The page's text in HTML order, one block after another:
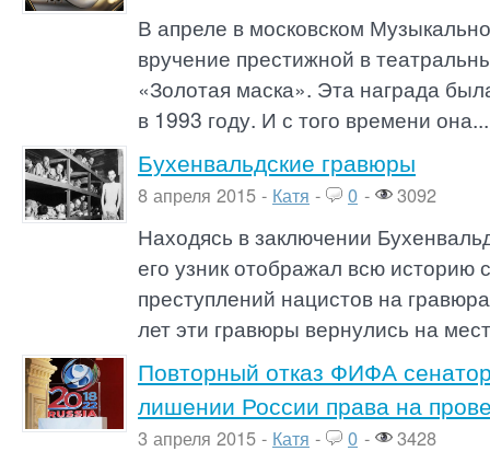
В апреле в московском
вручение престижной в
«Золотая маска». Эта награда
в 1993 году. И с того времени она...
Бухенвальдские гравюры
8 апреля 2015 - Катя - 0 - 3092
Находясь в заключении
его узник отображал всю историю
преступлений нацистов на
лет эти гравюры вернулись на
Повторный отказ ФИФА
лишении России права на
3 апреля 2015 - Катя - 0 - 3428